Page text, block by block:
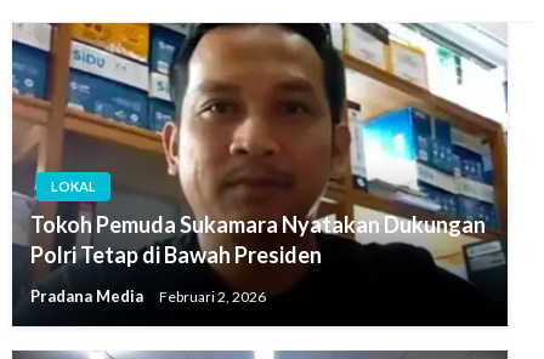
LOKAL
Tokoh Pemuda Sukamara Nyatakan Dukungan
Polri Tetap di Bawah Presiden
Pradana Media Februari 2, 2026